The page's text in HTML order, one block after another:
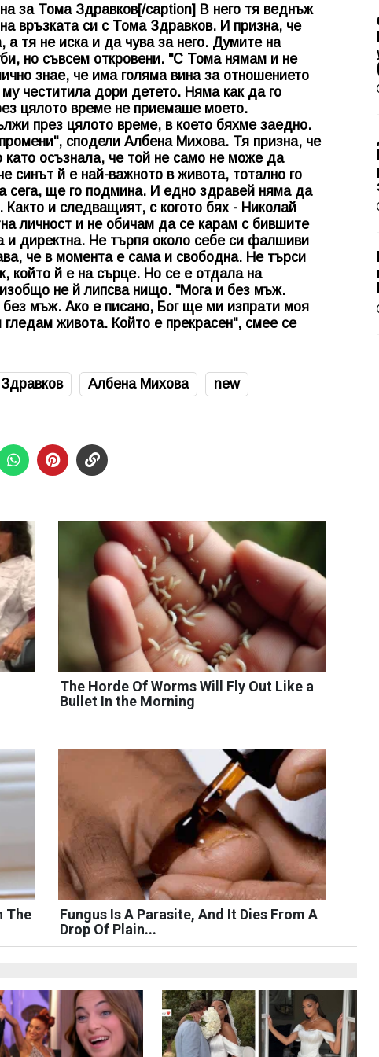
за Тома Здравков[/caption] В него тя веднъж
връзката си с Тома Здравков. И призна, че
а тя не иска и да чува за него. Думите на
но съвсем откровени. "С Тома нямам и не
знае, че има голяма вина за отношението
честитила дори детето. Няма как да го
цялото време не приемаше моето.
през цялото време, в което бяхме заедно.
сподели Албена Михова. Тя призна, че
осъзнала, че той не само не може да
синът й е най-важното в живота, тотално го
сега, ще го подмина. И едно здравей няма да
и следващият, с когото бях - Николай
личност и не обичам да се карам с бившите
и директна. Не търпя около себе си фалшиви
че в момента е сама и свободна. Не търси
който й е на сърце. Но се е отдала на
не й липсва нищо. "Мога и без мъж.
мъж. Ако е писано, Бог ще ми изпрати моя
живота. Който е прекрасен", смее се
Албена Михова
new
The Horde Of Worms Will Fly Out Like a
Bullet In the Morning
The
Fungus Is A Parasite, And It Dies From A
Drop Of Plain...